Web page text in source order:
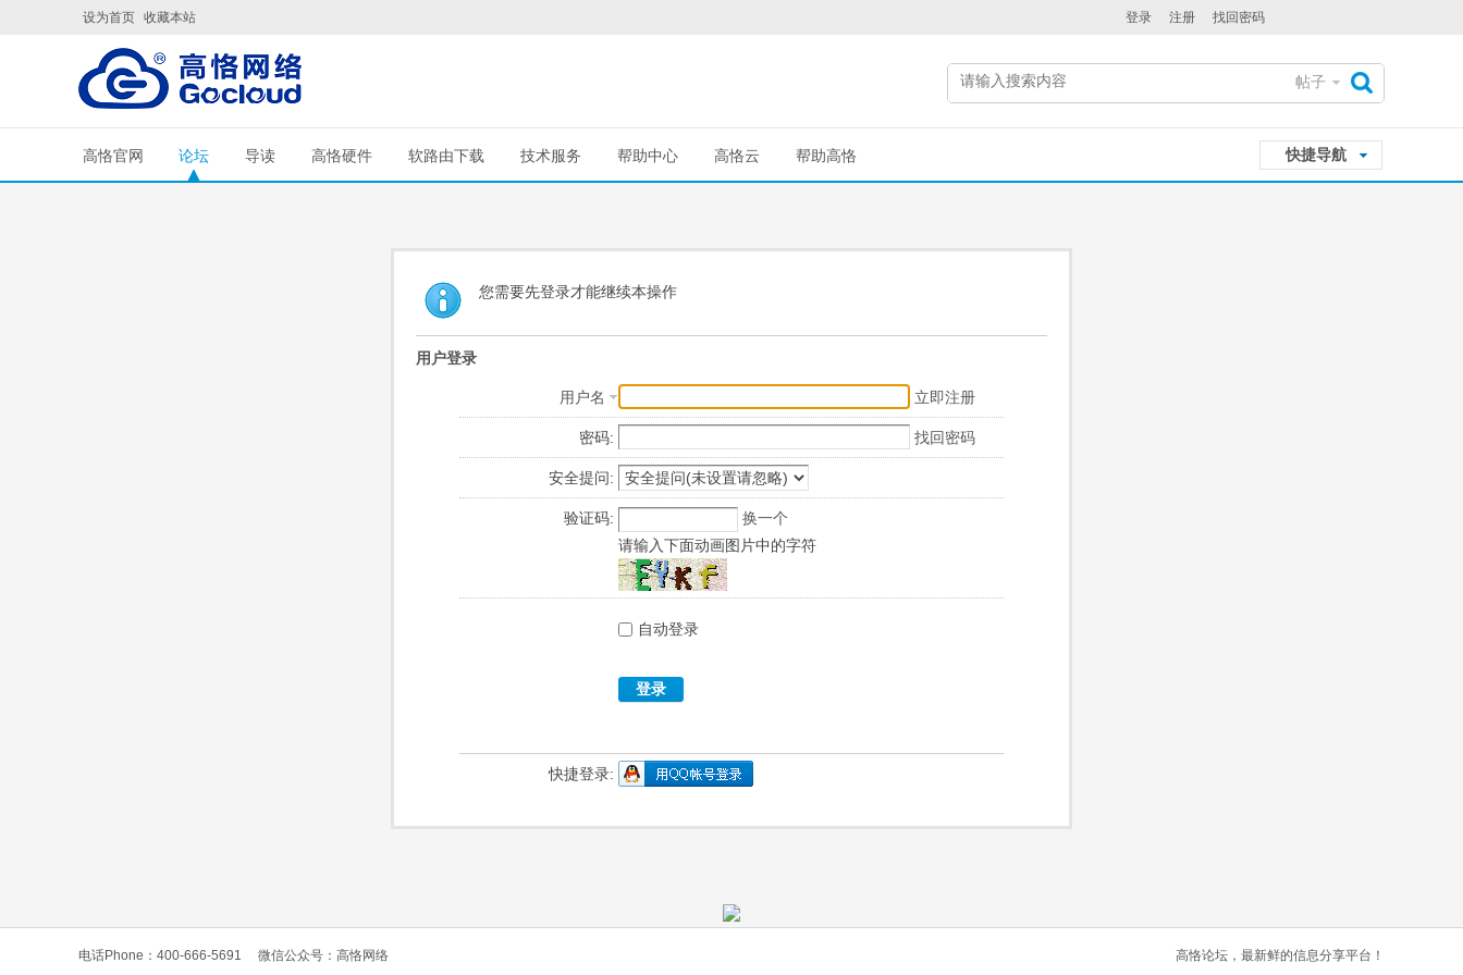
设为首页 收藏本站 登录 注册 找回密码
帖子
快捷导航
高恪官网 论坛 导读 高恪硬件 软路由下载 技术服务 帮助中心 高恪云 帮助高恪
您需要先登录才能继续本操作
用户登录
用户名 立即注册
密码: 找回密码
安全提问:
验证码:
换一个
请输入下面动画图片中的字符
自动登录
登录
快捷登录:
电话Phone：400-666-5691 微信公众号：高恪网络 高恪论坛，最新鲜的信息分享平台！